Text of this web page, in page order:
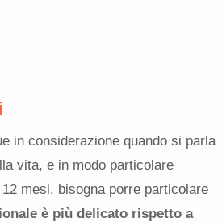
in considerazione quando si parla
vita, e in modo particolare
mesi, bisogna porre particolare
è più delicato rispetto a